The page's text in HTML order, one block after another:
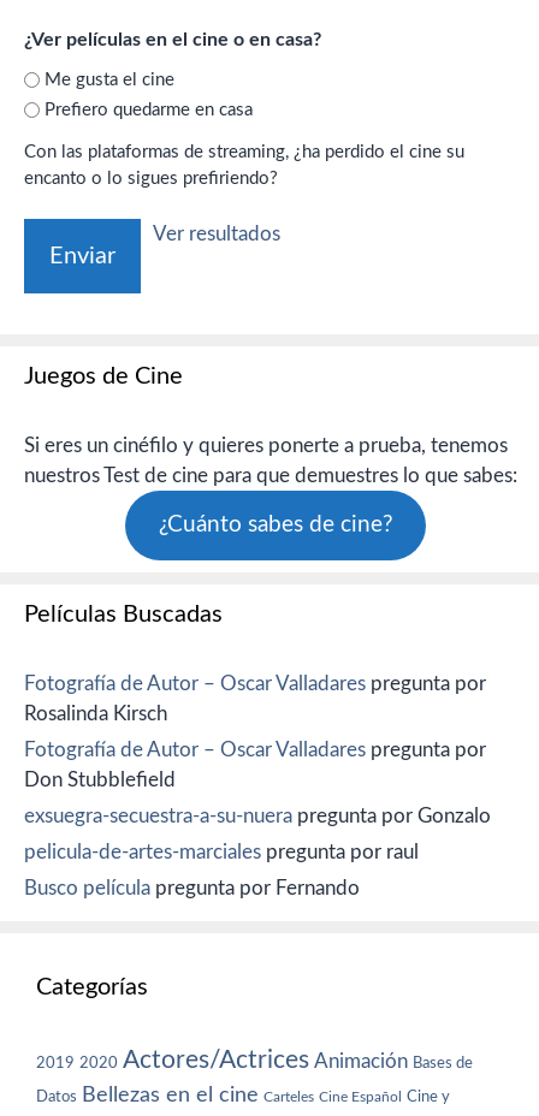
¿Ver películas en el cine o en casa?
Me gusta el cine
Prefiero quedarme en casa
Con las plataformas de streaming, ¿ha perdido el cine su
encanto o lo sigues prefiriendo?
Ver resultados
Juegos de Cine
Si eres un cinéfilo y quieres ponerte a prueba, tenemos
nuestros Test de cine para que demuestres lo que sabes:
¿Cuánto sabes de cine?
Películas Buscadas
Fotografía de Autor – Oscar Valladares pregunta por
Rosalinda Kirsch
Fotografía de Autor – Oscar Valladares pregunta por
Don Stubblefield
exsuegra-secuestra-a-su-nuera pregunta por Gonzalo
pelicula-de-artes-marciales pregunta por raul
Busco película pregunta por Fernando
Categorías
2019 2020 Actores/Actrices Animación Bases de
Datos Bellezas en el cine Carteles Cine Español Cine y